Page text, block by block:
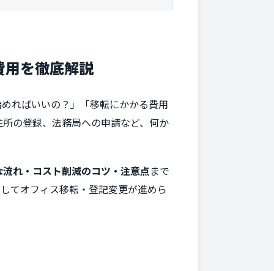
を徹底解説
ればいいの？」「移転にかかる費用
の登録、法務局への申請など、何か
れ・コスト削減のコツ・注意点 まで
てオフィス移転・登記変更が進めら